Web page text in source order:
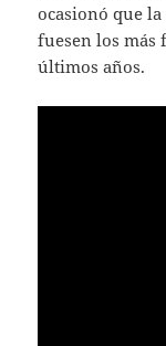
ocasionó que
fuesen los más
últimos años.